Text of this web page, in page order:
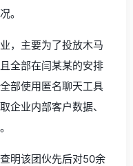
。
，主要为了投放木马
全部在闫某某的安排
部使用匿名聊天工具
企业内部客户数据、
明该团伙先后对50余